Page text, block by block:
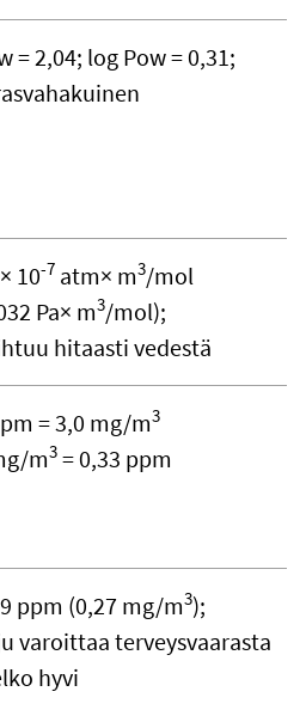
= 2,04; log Pow = 0,31;
10-7 atm× m3/mol
Pa× m3/mol);
hitaasti vedestä
= 3,0 mg/m3
m3 = 0,33 ppm
ppm (0,27 mg/m3);
varoittaa terveysvaarasta
hyvi